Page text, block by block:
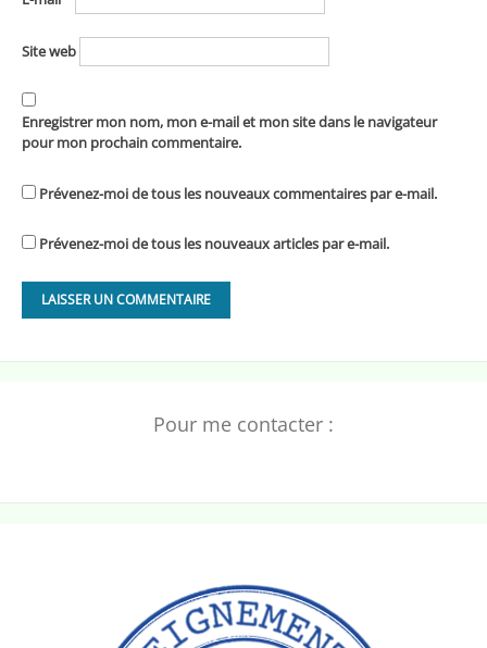
Site web
Enregistrer mon nom, mon e-mail et mon site dans le navigateur
pour mon prochain commentaire.
Prévenez-moi de tous les nouveaux commentaires par e-mail.
Prévenez-moi de tous les nouveaux articles par e-mail.
Pour me contacter :